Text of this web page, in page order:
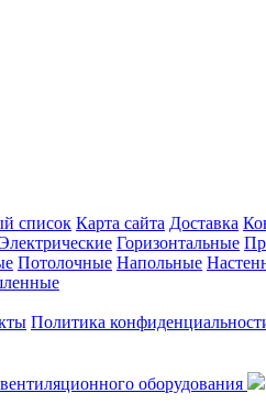
список Карта сайта Доставка
Горизонтальные
Потолочные Напольные
Политика
оборудования